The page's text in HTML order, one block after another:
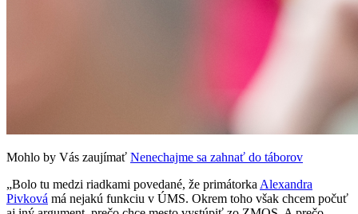
Mohlo by Vás zaujímať Nenechajme sa zahnať do táborov
„Bolo tu medzi riadkami povedané, že primátorka Alexandra
Pivková má nejakú funkciu v ÚMS. Okrem toho však chcem počuť